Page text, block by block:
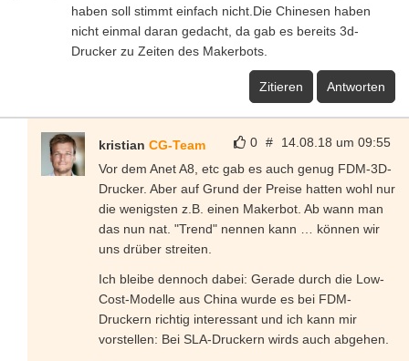
haben soll stimmt einfach nicht.Die Chinesen haben
nicht einmal daran gedacht, da gab es bereits 3d-
Drucker zu Zeiten des Makerbots.
Zitieren Antworten
0 # 14.08.18 um 09:55
kristian CG-Team
Vor dem Anet A8, etc gab es auch genug FDM-3D-
Drucker. Aber auf Grund der Preise hatten wohl nur
die wenigsten z.B. einen Makerbot. Ab wann man
das nun nat. "Trend" nennen kann … können wir
uns drüber streiten.
Ich bleibe dennoch dabei: Gerade durch die Low-
Cost-Modelle aus China wurde es bei FDM-
Druckern richtig interessant und ich kann mir
vorstellen: Bei SLA-Druckern wirds auch abgehen.